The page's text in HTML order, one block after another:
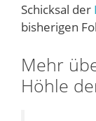
Schicksal der
bisherigen
Mehr
Höhle